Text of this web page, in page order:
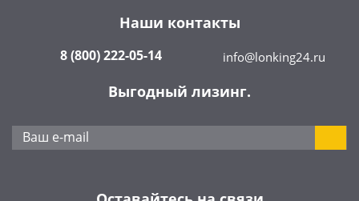
Наши контакты
8 (800) 222-05-14 info@lonking24.ru
Выгодный лизинг.